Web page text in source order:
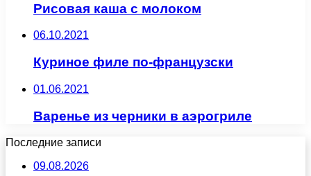
Рисовая каша с молоком
06.10.2021
Куриное филе по-французски
01.06.2021
Варенье из черники в аэрогриле
Последние записи
09.08.2026